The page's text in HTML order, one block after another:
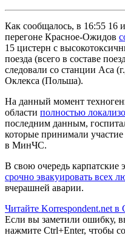
Как сообщалось, в 16:55 16
перегоне Красное-Ожидов
15 цистерн с
поезда (всего в составе
следовали со станции Аса
Оклекса (Польша).
На данный момент
области полностью
последним данным,
которые принимали
в МинЧС.
В свою очередь карпатские
срочно эвакуировать всех
вчерашней аварии.
Читайте Korrespondent.net в
Если вы заметили ошибку,
нажмите Ctrl+Enter, чтобы